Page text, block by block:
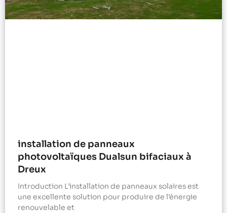
installation de panneaux
photovoltaïques Dualsun bifaciaux à
Dreux
Introduction L’installation de panneaux solaires est
une excellente solution pour produire de l’énergie
renouvelable et